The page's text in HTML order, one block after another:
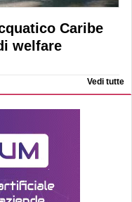
Caribe
welfare
Vedi tutte